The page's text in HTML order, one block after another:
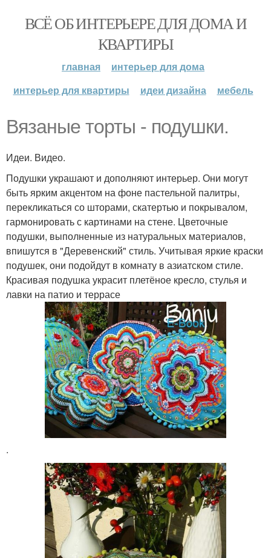
ВСЁ ОБ ИНТЕРЬЕРЕ ДЛЯ ДОМА И
КВАРТИРЫ
главная
интерьер для дома
интерьер для квартиры
идеи дизайна мебель
Вязаные торты - подушки.
Идеи. Видео.
Подушки украшают и дополняют интерьер. Они могут
быть ярким акцентом на фоне пастельной палитры,
перекликаться со шторами, скатертью и покрывалом,
гармонировать с картинами на стене. Цветочные
подушки, выполненные из натуральных материалов,
впишутся в "Деревенский" стиль. Учитывая яркие краски
подушек, они подойдут в комнату в азиатском стиле.
Красивая подушка украсит плетёное кресло, стулья и
лавки на патио и террасе
.